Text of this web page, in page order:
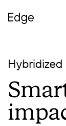
Hybridized